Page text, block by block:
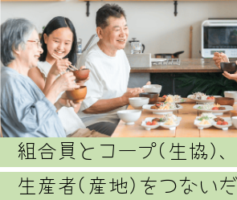
組合員とコープ(生協)、
生産者(産地)をつない